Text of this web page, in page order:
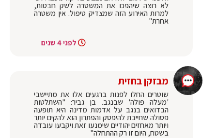
לא רוצה שיהפכו את המשטרה לשק חבטות,
למרות האירוע הזה שמצדיק טיפול. אין משטרה
אחרת"
לפני 4 שנים
מבזקן בחזית
שוטרים החלו לפנות ברגעים אלו את מתיישבי
'מעלה פולה' שבנגב. בן גביר: "השתלטות
הבדואים בנגב על אדמות מדינה היא תופעה
פסולה שחייבת להיפסק והפתרון הוא להקים יותר
ויותר מאחזים יהודיים שימנעו זאת ויקבעו עובדה
בשטח, היום זו רק ההתחלה"